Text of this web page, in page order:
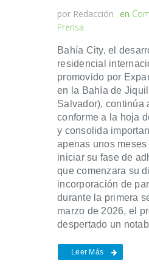
por Redacción en
Prensa
Bahía City, el
residencial
promovido por
en la Bahía de
Salvador), continúa
conforme a la hoja
y consolida
apenas unos
iniciar su fase de
que comenzara su
incorporación de
durante la primera
marzo de 2026, el
despertado un
Leer Más